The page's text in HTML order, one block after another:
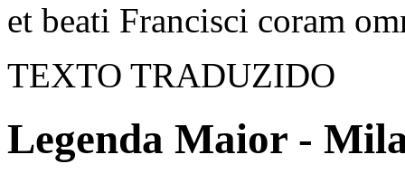
et beati Francisci coram
TEXTO TRADUZIDO
Legenda Maior -